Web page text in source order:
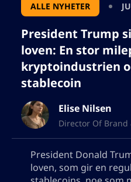
ALLE NYHETER
President Trump
loven: En stor
kryptoindustrien
stablecoin
Elise Nilsen
Director Of
President Donald
loven, som gir en